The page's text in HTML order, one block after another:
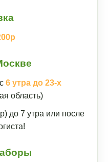
6 утра до 23-х
область)
до 7 утра или после